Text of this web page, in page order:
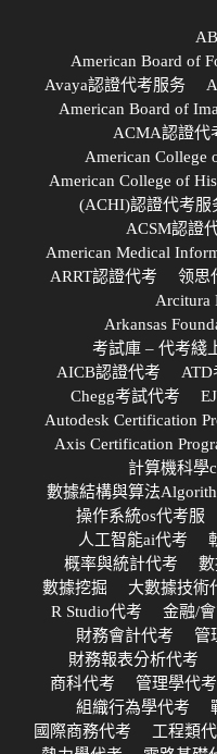
American Board of
Avaya認證代考服务
American Board of
ACMA認證代
American College
American College of
(ACHI)認證代考服
ACSM認證
American Medical
ARRT認證代考
领思
Arcitura
Arkansas
考試庫 – 代考綫
AICB認證代考
ATD
Chegg考試代考
Autodesk Certification
Axis Certification
計算機科學
數據結構與算法
操作系統os代考服
人工智能ai代考
概率與統計代考
數據挖掘
大數據技術
R Studio代考
金融/
財務會計代考
管
財務報表分析代考
商科代考
管理學代考
組織行為學代考
國際商務代考
工程類